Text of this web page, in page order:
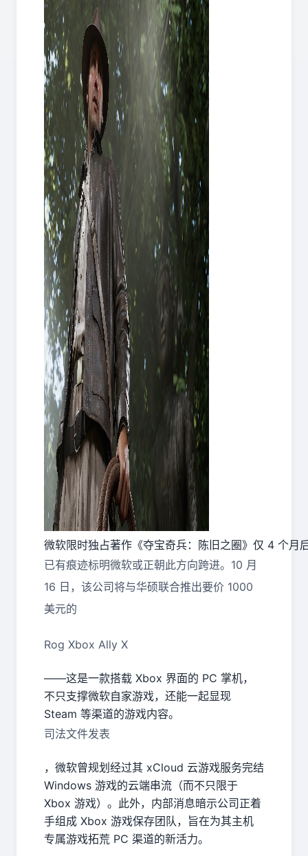
微软限时独占著作《夺宝奇兵：陈旧之圈》仅 4 个月
已有痕迹标明微软或正朝此方向跨进。10 月
16 日，该公司将与华硕联合推出要价 1000
美元的
Rog Xbox Ally X
——这是一款搭载 Xbox 界面的 PC 掌机，
不只支撑微软自家游戏，还能一起显现
Steam 等渠道的游戏内容。
司法文件发表
，微软曾规划经过其 xCloud 云游戏服务完结
Windows 游戏的云端串流（而不只限于
Xbox 游戏）。此外，内部消息暗示公司正着
手组成 Xbox 游戏保存团队，旨在为其主机
专属游戏拓荒 PC 渠道的新活力。